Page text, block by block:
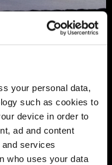
your personal data,
such as cookies to
device in order to
ad and content
services
who uses your data
Končar
Končar, koji je
posto u odnosu na